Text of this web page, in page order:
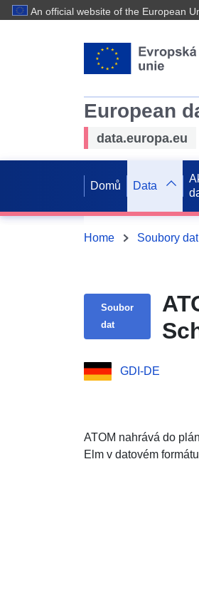
An official website of the European
European
data.europa.eu
Domů Data
Home Soubory dat
Soubor
dat
GDI-DE
ATOM nahrává do
Elm v datovém